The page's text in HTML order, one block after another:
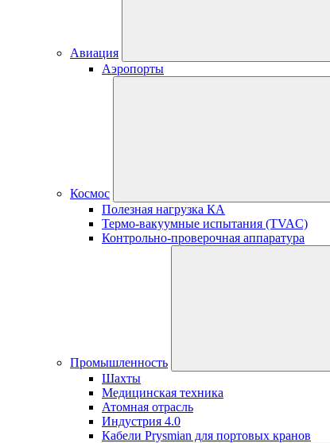
Авиация
Аэропорты
Космос
Полезная нагрузка КА
Термо-вакуумные испытания (TVAC)
Контрольно-проверочная аппаратура
Промышленность
Шахты
Медицинская техника
Атомная отрасль
Индустрия 4.0
Кабели Prysmian для портовых кранов